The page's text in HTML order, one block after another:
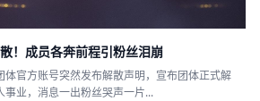
！成员各奔前程引粉丝泪崩
体官方账号突然发布解散声明，宣布团体正式解
业，消息一出粉丝哭声一片...